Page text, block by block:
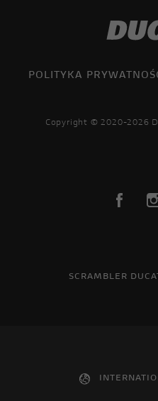
POLITYKA
Copyright © 2020-2026
SCRAMBLER